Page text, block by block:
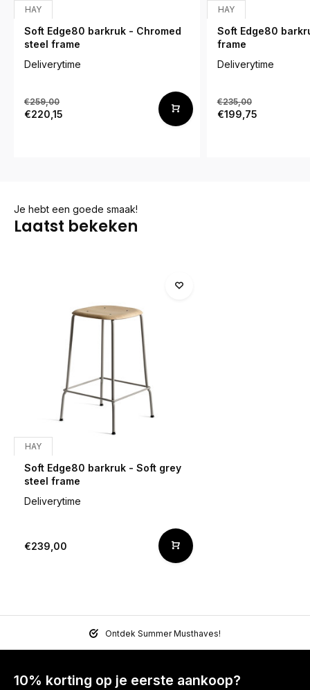
HAY
Soft Edge80 barkruk - Chromed
steel frame
Deliverytime
€259,00
€220,15
HAY
Soft Edge80
frame
Deliverytime
€235,00
€199,75
Je hebt een goede smaak!
Laatst bekeken
HAY
Soft Edge80 barkruk - Soft grey
steel frame
Deliverytime
€239,00
Ontdek Summer Musthaves!
10% korting op je eerste aankoop?